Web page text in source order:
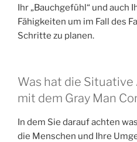
Ihr „Bauchgefühl“ und auch
Fähigkeiten um im Fall des
Schritte zu planen.
Was hat die
mit dem Gray Man
In dem Sie darauf achten
die Menschen und Ihre